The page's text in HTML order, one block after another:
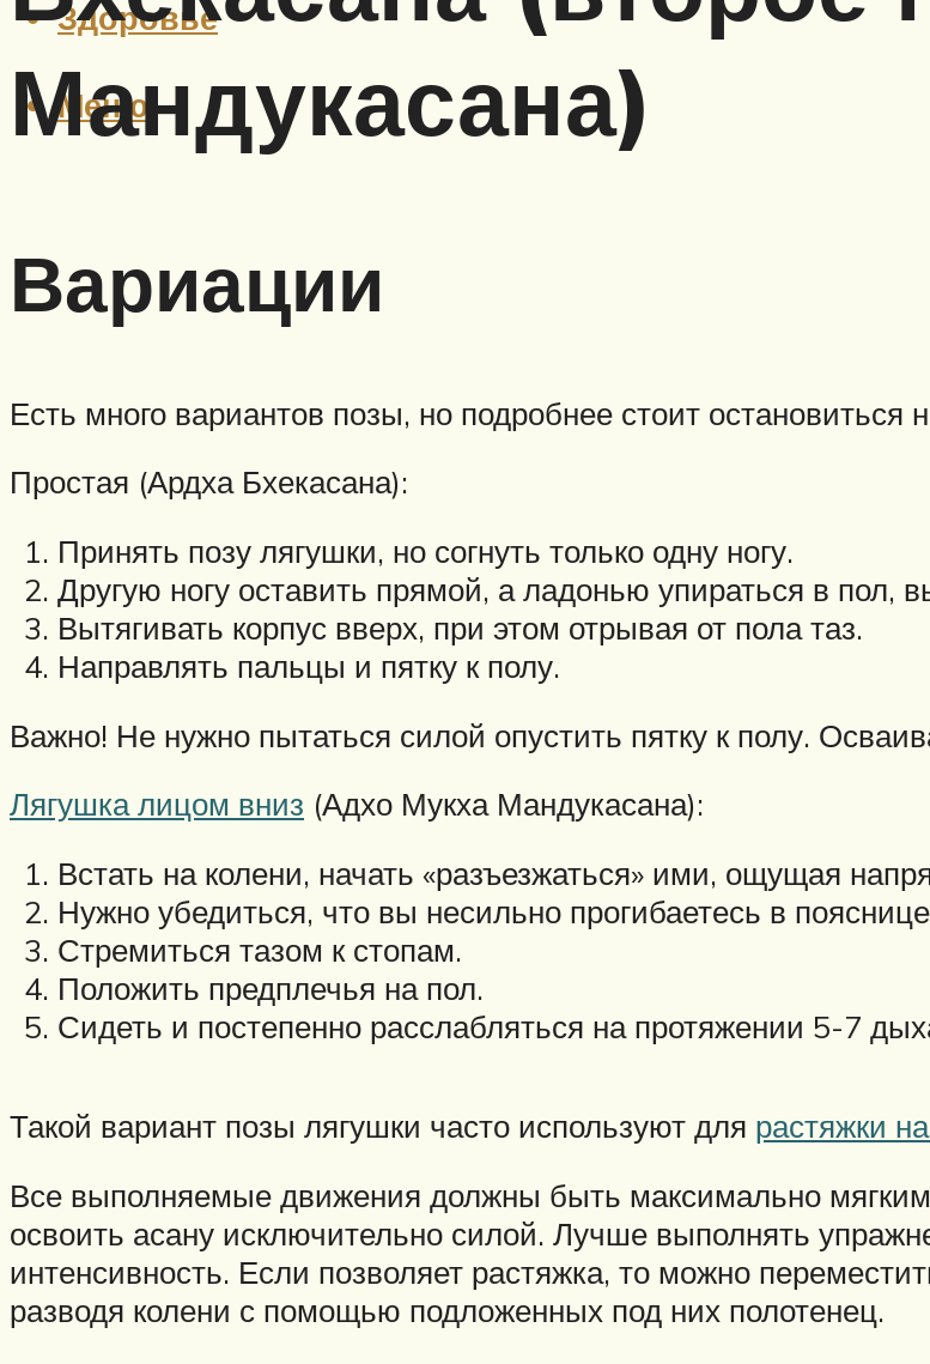
Здоровье
Меню
Мандукасана)
Вариации
Есть много вариантов позы, но подробнее стоит остановиться
Простая (Ардха Бхекасана):
Принять позу лягушки, но согнуть только одну ногу.
Другую ногу оставить прямой, а ладонью упираться в пол,
Вытягивать корпус вверх, при этом отрывая от пола таз.
Направлять пальцы и пятку к полу.
Важно! Не нужно пытаться силой опустить пятку к полу.
Лягушка лицом вниз (Адхо Мукха Мандукасана):
Встать на колени, начать «разъезжаться» ими, ощущая
Нужно убедиться, что вы несильно прогибаетесь в
Стремиться тазом к стопам.
Положить предплечья на пол.
Сидеть и постепенно расслабляться на протяжении 5-7
Такой вариант позы лягушки часто используют для растяжки
Все выполняемые движения должны быть максимально
освоить асану исключительно силой. Лучше выполнять
интенсивность. Если позволяет растяжка, то можно
разводя колени с помощью подложенных под них полотенец.